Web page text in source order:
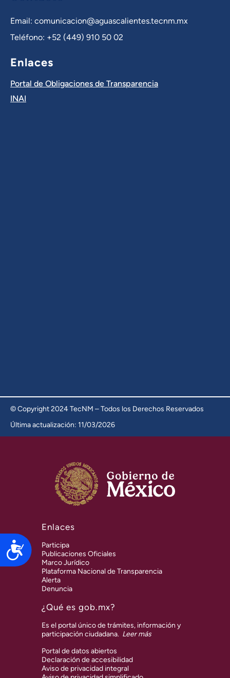
Accesibilidad
Email: comunicacion@aguascalientes.tecnm.mx
Teléfono: +52 (449) 910 50 02
Enlaces
Portal de Obligaciones de Transparencia
INAI
© Copyright 2024 TecNM – Todos los Derechos Reservados
Última actualización: 11/03/2026
Enlaces
Participa
Publicaciones Oficiales
Marco Jurídico
Plataforma Nacional de Transparencia
Alerta
Denuncia
¿Qué es gob.mx?
Es el portal único de trámites, información y
participación ciudadana. Leer más
Portal de datos abiertos
Declaración de accesibilidad
Aviso de privacidad integral